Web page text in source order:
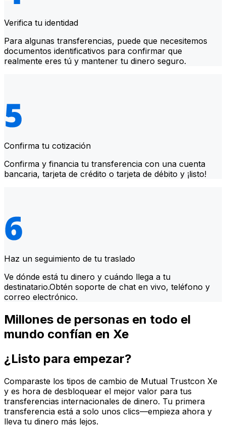
Verifica tu identidad
Para algunas transferencias, puede que necesitemos
documentos identificativos para confirmar que
realmente eres tú y mantener tu dinero seguro.
Confirma tu cotización
Confirma y financia tu transferencia con una cuenta
bancaria, tarjeta de crédito o tarjeta de débito y ¡listo!
Haz un seguimiento de tu traslado
Ve dónde está tu dinero y cuándo llega a tu
destinatario.Obtén soporte de chat en vivo, teléfono y
correo electrónico.
Millones de personas en todo el
mundo confían en Xe
¿Listo para empezar?
Comparaste los tipos de cambio de Mutual Trustcon Xe
y es hora de desbloquear el mejor valor para tus
transferencias internacionales de dinero. Tu primera
transferencia está a solo unos clics—empieza ahora y
lleva tu dinero más lejos.